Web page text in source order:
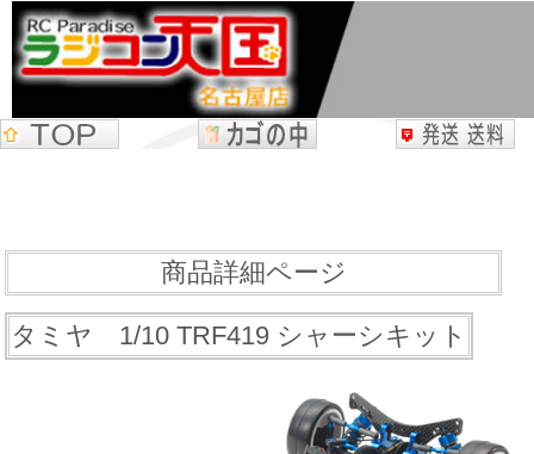
商品詳細ページ
タミヤ 1/10 TRF419 シャーシキット